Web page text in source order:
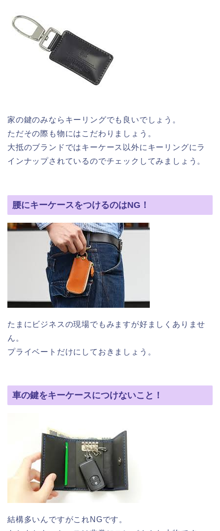
家の鍵のみならキーリングでも良いでしょう。
ただその際も物にはこだわりましょう。
大抵のブランドではキーケース以外にキーリングにラ
インナップされているのでチェックしてみましょう。
腰にキーケースをつけるのはNG！
たまにビジネスの現場でもみますが好ましくありませ
ん。
プライベートだけにしておきましょう。
車の鍵をキーケースにつけないこと！
結構多いんですがこれNGです。